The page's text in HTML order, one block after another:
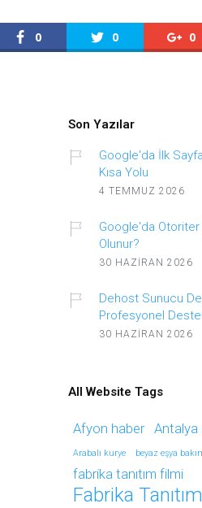
0 0 0
Son Yazılar
Google'da İlk
Kısa Yolu
4 TEMMUZ 2026
Google'da Otoriter
Olunur?
30 HAZIRAN 2026
Dehost Sunucu
Profesyonel
30 HAZIRAN 2026
All Website Tags
Afyon haber Antalya
Arabalı kurye beyaz eşya
fabrika tanıtım filmi
Fabrika